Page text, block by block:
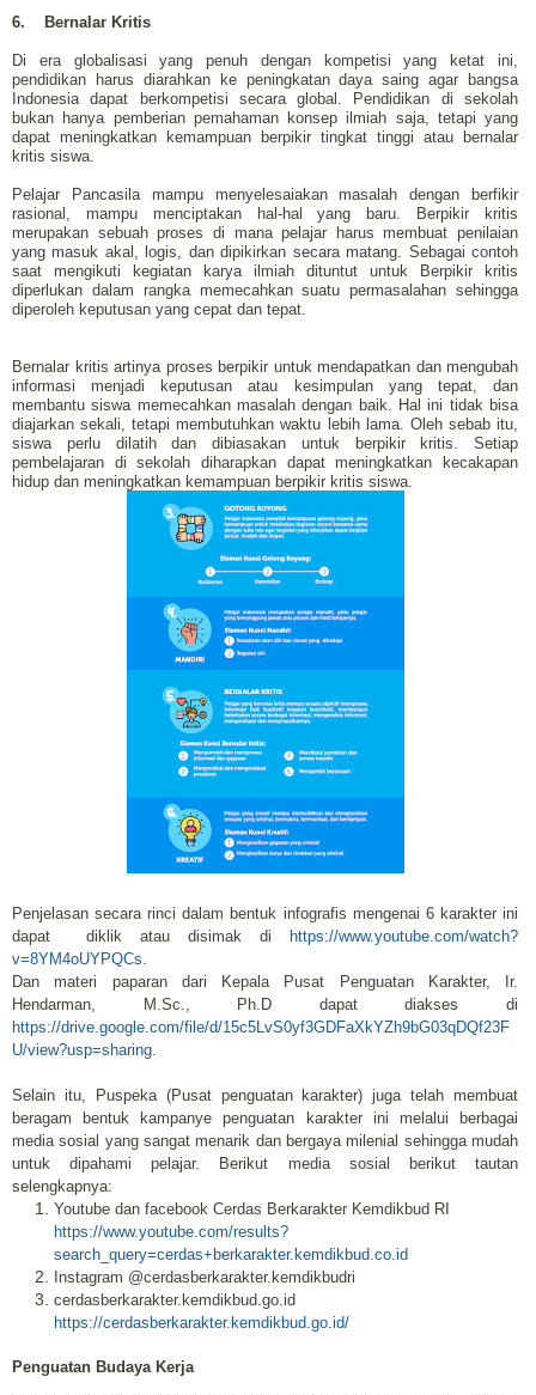
6. Bernalar Kritis
Di era globalisasi yang penuh dengan kompetisi yang ketat ini,
pendidikan harus diarahkan ke peningkatan daya saing agar bangsa
Indonesia dapat berkompetisi secara global. Pendidikan di sekolah
bukan hanya pemberian pemahaman konsep ilmiah saja, tetapi yang
dapat meningkatkan kemampuan berpikir tingkat tinggi atau bernalar
kritis siswa.
Pelajar Pancasila mampu menyelesaiakan masalah dengan berfikir
rasional, mampu menciptakan hal-hal yang baru. Berpikir kritis
merupakan sebuah proses di mana pelajar harus membuat penilaian
yang masuk akal, logis, dan dipikirkan secara matang. Sebagai contoh
saat mengikuti kegiatan karya ilmiah dituntut untuk Berpikir kritis
diperlukan dalam rangka memecahkan suatu permasalahan sehingga
diperoleh keputusan yang cepat dan tepat.
Bernalar kritis artinya proses berpikir untuk mendapatkan dan mengubah
informasi menjadi keputusan atau kesimpulan yang tepat, dan
membantu siswa memecahkan masalah dengan baik. Hal ini tidak bisa
diajarkan sekali, tetapi membutuhkan waktu lebih lama. Oleh sebab itu,
siswa perlu dilatih dan dibiasakan untuk berpikir kritis. Setiap
pembelajaran di sekolah diharapkan dapat meningkatkan kecakapan
hidup dan meningkatkan kemampuan berpikir kritis siswa.
Penjelasan secara rinci dalam bentuk infografis mengenai 6 karakter ini
dapat diklik atau disimak di
https://www.youtube.com/watch?
v=8YM4oUYPQCs.
Dan materi paparan dari Kepala Pusat Penguatan Karakter, Ir.
Hendarman, M.Sc., Ph.D dapat diakses di
https://drive.google.com/file/d/15c5LvS0yf3GDFaXkYZh9bG03qDQf23F
U/view?usp=sharing.
Selain itu, Puspeka (Pusat penguatan karakter) juga telah membuat
beragam bentuk kampanye penguatan karakter ini melalui berbagai
media sosial yang sangat menarik dan bergaya milenial sehingga mudah
untuk dipahami pelajar. Berikut media sosial berikut tautan
selengkapnya:
Youtube dan facebook Cerdas Berkarakter Kemdikbud RI
https://www.youtube.com/results?
search_query=cerdas+berkarakter.kemdikbud.co.id
Instagram @cerdasberkarakter.kemdikbudri
cerdasberkarakter.kemdikbud.go.id
https://cerdasberkarakter.kemdikbud.go.id/
Penguatan Budaya Kerja